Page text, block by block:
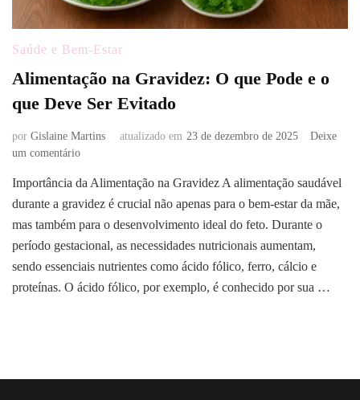
Saúde e Bem-Estar
Alimentação na Gravidez: O que Pode e o
que Deve Ser Evitado
por Gislaine Martins atualizado em 23 de dezembro de 2025
Deixe
um comentárioem
na
Gravidez:
Pode
e
o
Importância da Alimentação na Gravidez A alimentação saudável
durante a gravidez é crucial não apenas para o bem-estar da mãe,
mas também para o desenvolvimento ideal do feto. Durante o
período gestacional, as necessidades nutricionais aumentam,
sendo essenciais nutrientes como ácido fólico, ferro, cálcio e
proteínas. O ácido fólico, por exemplo, é conhecido por sua …